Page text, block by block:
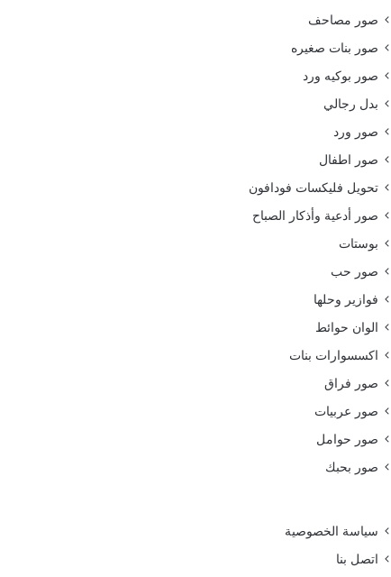
صور مصاحف
صور بنات صغيره
صور بوكيه ورد
بدل رجالي
صور ورد
صور اطفال
تحويل فليكسات فودافون
صور أدعية وأذكار الصباح
بوستات
صور حب
فوازير وحلها
الوان حوائط
اكسسوارات بنات
صور فراق
صور عربيات
صور حوامل
صور بحبك
سياسة الخصوصية
اتصل بنا